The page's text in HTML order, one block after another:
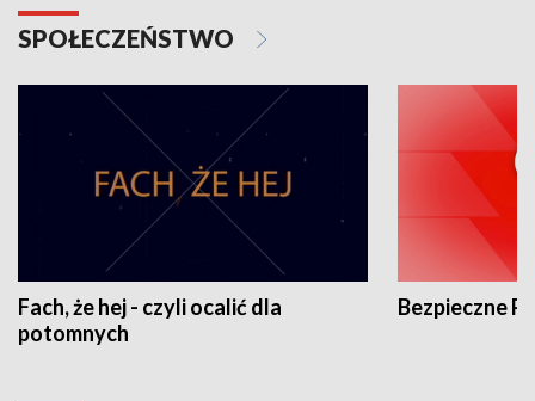
SPOŁECZEŃSTWO
Fach, że hej - czyli ocalić dla
potomnych
Bezpieczne